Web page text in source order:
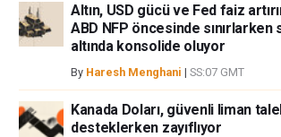
Altın, USD gücü ve Fed faiz
ABD NFP öncesinde
altında konsolide oluyor
By Haresh Menghani | SS:07 GMT
Kanada Doları, güvenli liman
desteklerken zayıflıyor